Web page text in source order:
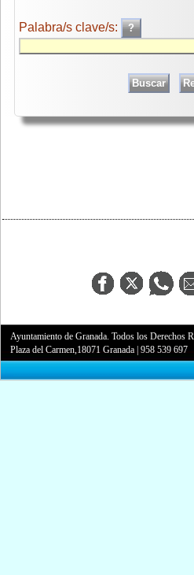
Palabra/s clave/s:
Ayuntamiento de Granada. Todos los Derechos
Plaza del Carmen,18071 Granada |958 539 697